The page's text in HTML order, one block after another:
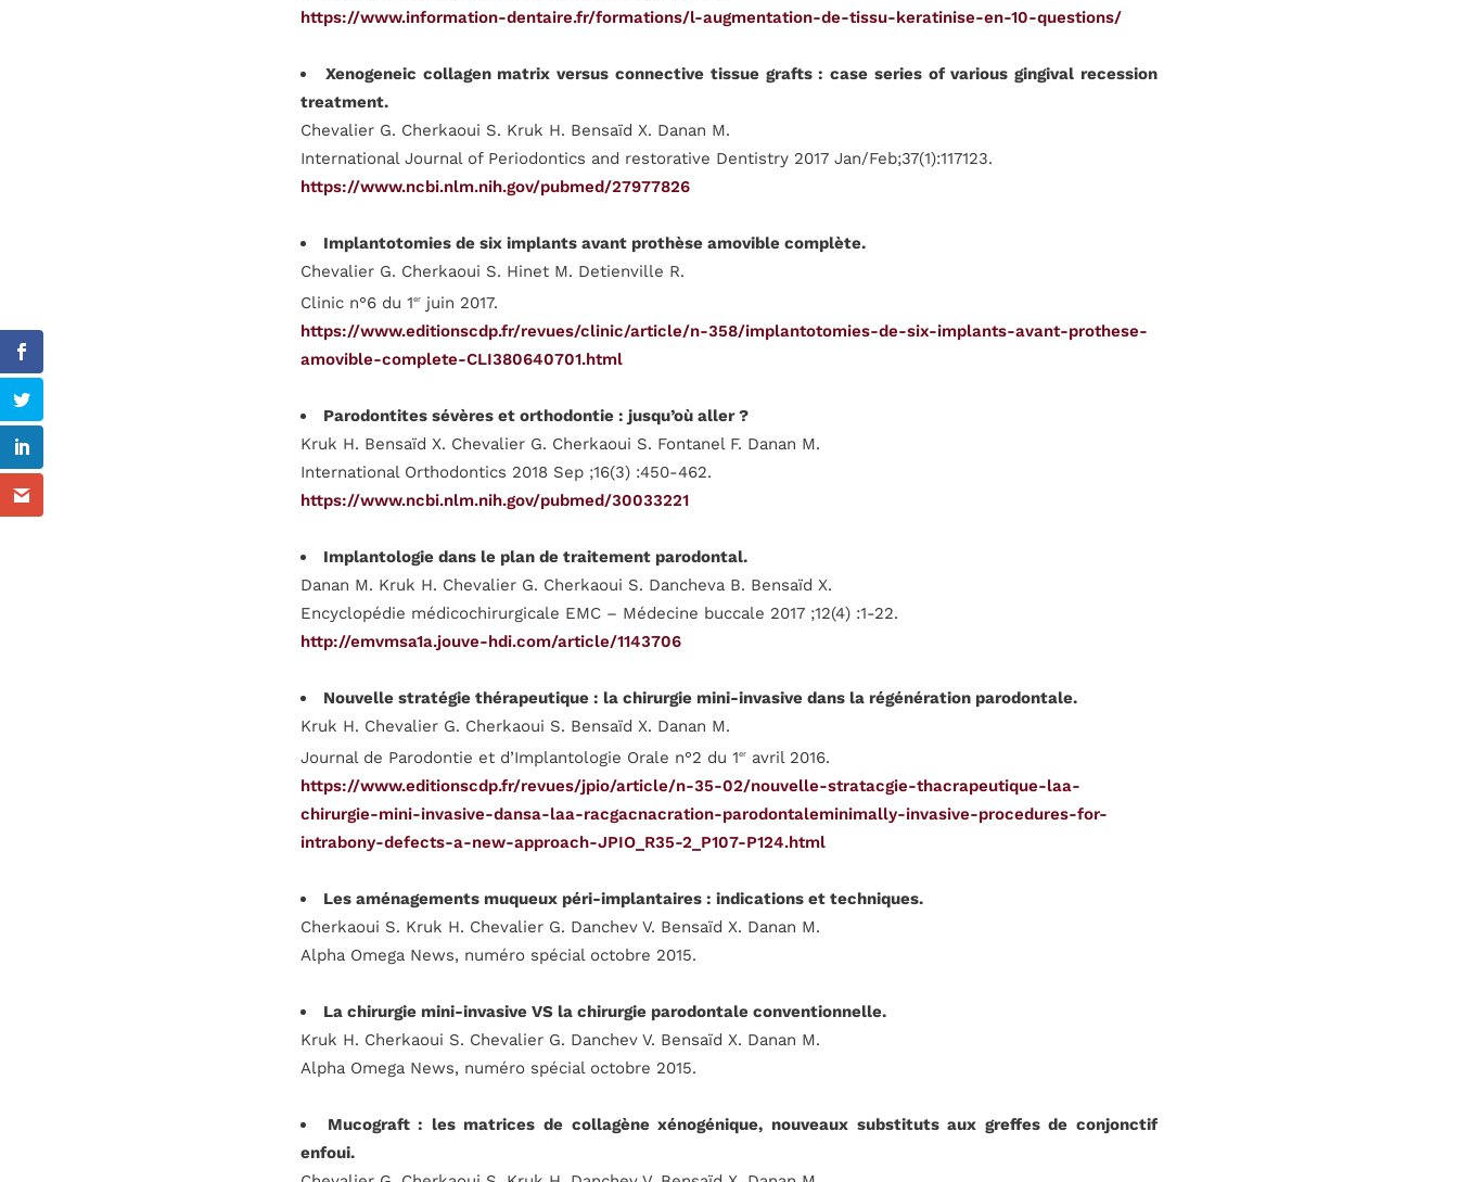
https://www.information-dentaire.fr/formations/l-augmentation-de-tissu-keratinise-en-10-questions/
Xenogeneic collagen matrix versus connective tissue grafts : case series of various gingival recession
treatment.
Chevalier G. Cherkaoui S. Kruk H. Bensaïd X. Danan M.
International Journal of Periodontics and restorative Dentistry 2017 Jan/Feb;37(1):117123.
https://www.ncbi.nlm.nih.gov/pubmed/27977826
Implantotomies de six implants avant prothèse amovible complète.
Chevalier G. Cherkaoui S. Hinet M. Detienville R.
Clinic n°6 du 1er
juin 2017.
https://www.editionscdp.fr/revues/clinic/article/n-358/implantotomies-de-six-implants-avant-prothese-
amovible-complete-CLI380640701.html
Parodontites sévères et orthodontie : jusqu’où aller ?
Kruk H. Bensaïd X. Chevalier G. Cherkaoui S. Fontanel F. Danan M.
International Orthodontics 2018 Sep ;16(3) :450-462.
https://www.ncbi.nlm.nih.gov/pubmed/30033221
Implantologie dans le plan de traitement parodontal.
Danan M. Kruk H. Chevalier G. Cherkaoui S. Dancheva B. Bensaïd X.
Encyclopédie médicochirurgicale EMC – Médecine buccale 2017 ;12(4) :1-22.
http://emvmsa1a.jouve-hdi.com/article/1143706
Nouvelle stratégie thérapeutique : la chirurgie mini-invasive dans la régénération parodontale.
Kruk H. Chevalier G. Cherkaoui S. Bensaïd X. Danan M.
Journal de Parodontie et d’Implantologie Orale n°2 du 1er
avril 2016.
https://www.editionscdp.fr/revues/jpio/article/n-35-02/nouvelle-stratacgie-thacrapeutique-laa-
chirurgie-mini-invasive-dansa-laa-racgacnacration-parodontaleminimally-invasive-procedures-for-
intrabony-defects-a-new-approach-JPIO_R35-2_P107-P124.html
Les aménagements muqueux péri-implantaires : indications et techniques.
Cherkaoui S. Kruk H. Chevalier G. Danchev V. Bensaïd X. Danan M.
Alpha Omega News, numéro spécial octobre 2015.
La chirurgie mini-invasive VS la chirurgie parodontale conventionnelle.
Kruk H. Cherkaoui S. Chevalier G. Danchev V. Bensaïd X. Danan M.
Alpha Omega News, numéro spécial octobre 2015.
Mucograft : les matrices de collagène xénogénique, nouveaux substituts aux greffes de conjonctif
enfoui.